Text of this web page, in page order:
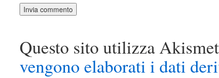
Questo sito utilizza
vengono elaborati i dati